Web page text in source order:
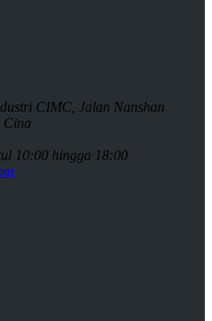
CIMC, Jalan Nanshan
Cina
10:00 hingga 18:00